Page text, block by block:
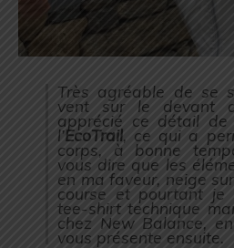
Très agréable de se
vent sur le devant
apprécié ce détail
l’EcoTrail, ce qui a
corps, à bonne
vous dire que les
en ma faveur, neige
course et pourtant je
tee-shirt technique
chez New Balance,
vous présente ensuite.